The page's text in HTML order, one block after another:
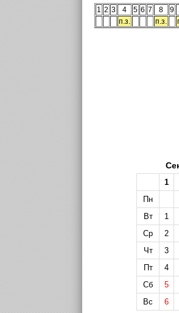
1 2 3 4 5 6 7 8 9
п.з.
п.з.
1
Пн
Вт
1
Ср
2
Чт
3
Пт
4
Сб
5
Вс
6